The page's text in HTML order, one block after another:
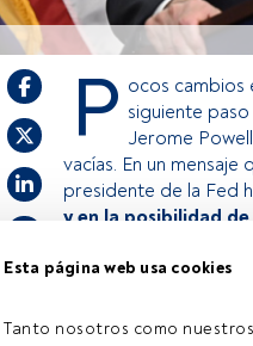
Esta página web usa cookies
Tanto nosotros como nuestros
P ocos cambios
siguiente
Jerome
vacías. En un
presidente de la Fed
y en la posibilidad
estás registrado,